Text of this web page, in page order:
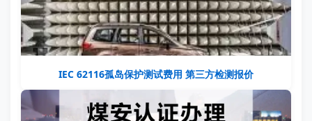
IEC 62116孤岛保护测试费用 第三方检测报价